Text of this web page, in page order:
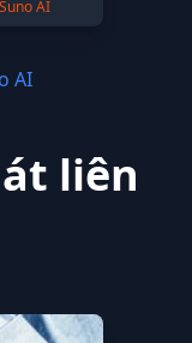
Suno AI
AI
liên